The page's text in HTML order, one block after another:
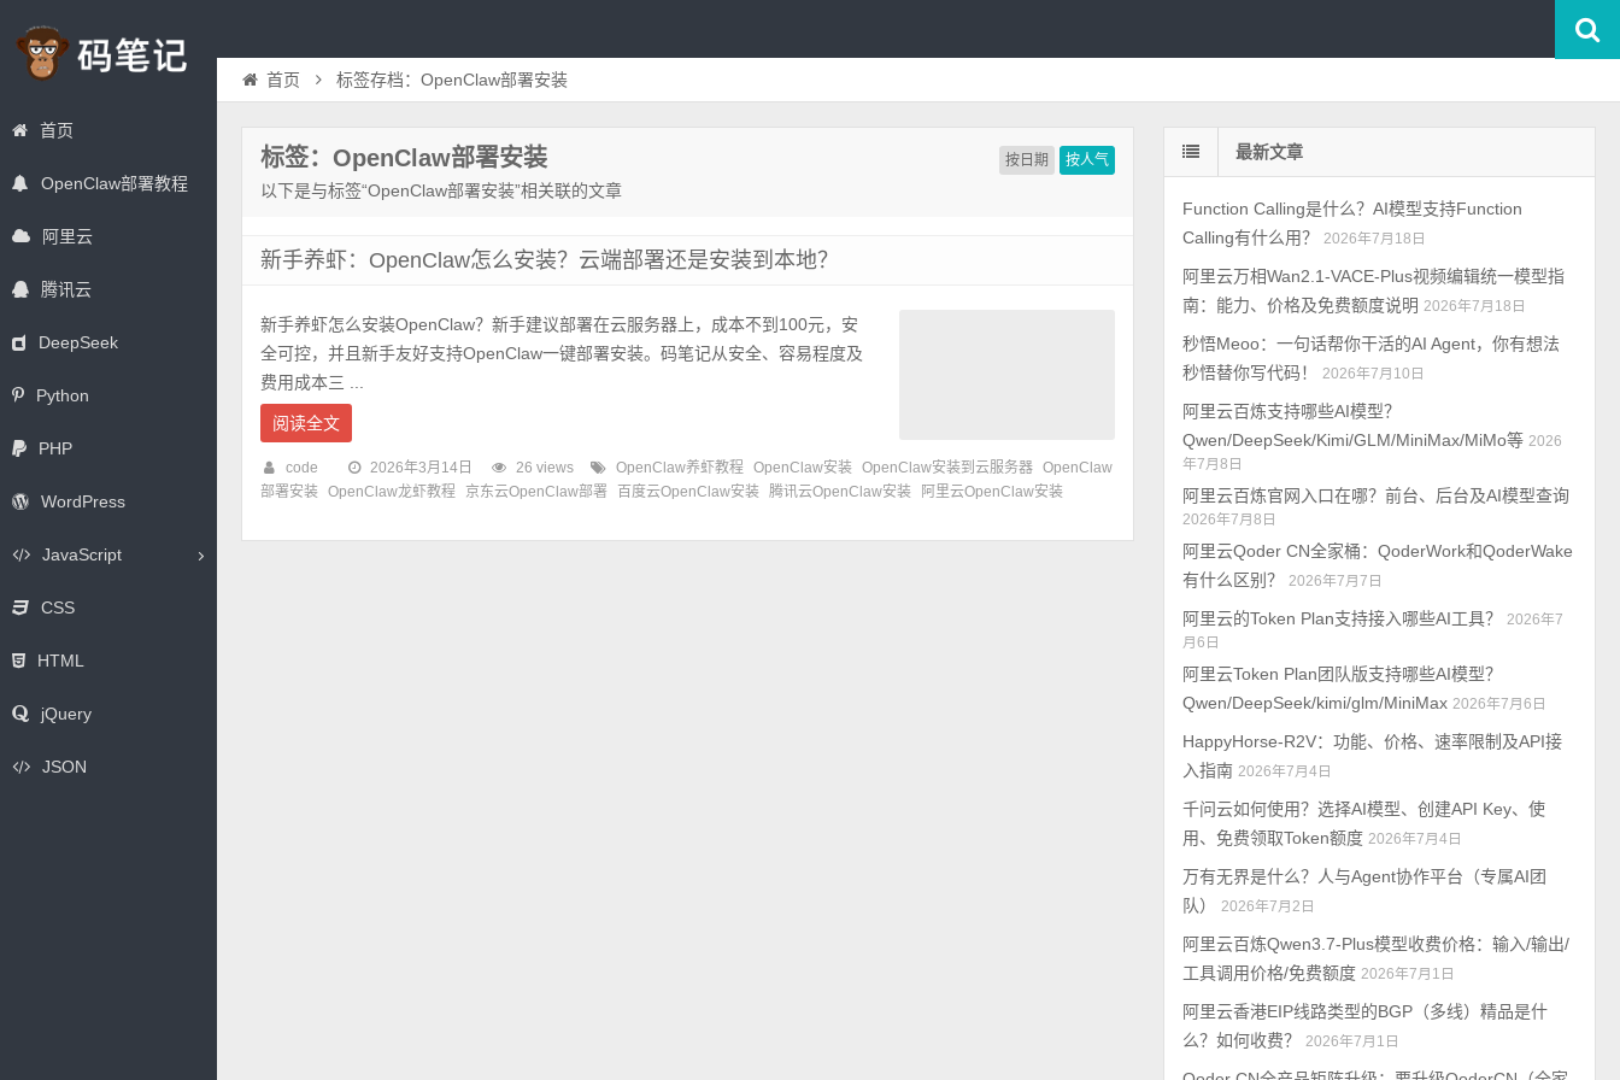
首页
OpenClaw部署教程
阿里云
腾讯云
DeepSeek
Python
PHP
WordPress
JavaScript
CSS
HTML
jQuery
JSON
首页 标签存档：OpenClaw部署安装
按日期 按人气
标签：OpenClaw部署安装
以下是与标签“OpenClaw部署安装”相关联的文章
新手养虾：OpenClaw怎么安装？云端部署还是安装到本地？
新手养虾怎么安装OpenClaw？新手建议部署在云服务器上，成本不到100元，安
全可控，并且新手友好支持OpenClaw一键部署安装。码笔记从安全、容易程度及
费用成本三 ...
阅读全文
code 2026年3月14日 26 views OpenClaw养虾教程 OpenClaw安装 OpenClaw安装到云服务器
OpenClaw
部署安装 OpenClaw龙虾教程 京东云OpenClaw部署 百度云OpenClaw安装 腾讯云OpenClaw安装 阿里云OpenClaw安装
最新文章
Function Calling是什么？AI模型支持Function
Calling有什么用？
2026年7月18日
阿里云万相Wan2.1-VACE-Plus视频编辑统一模型指
南：能力、价格及免费额度说明 2026年7月18日
秒悟Meoo：一句话帮你干活的AI Agent，你有想法
秒悟替你写代码！
2026年7月10日
阿里云百炼支持哪些AI模型？
Qwen/DeepSeek/Kimi/GLM/MiniMax/MiMo等 2026
年7月8日
阿里云百炼官网入口在哪？前台、后台及AI模型查询
2026年7月8日
阿里云Qoder CN全家桶：QoderWork和QoderWake
有什么区别？
2026年7月7日
阿里云的Token Plan支持接入哪些AI工具？
2026年7
月6日
阿里云Token Plan团队版支持哪些AI模型？
Qwen/DeepSeek/kimi/glm/MiniMax 2026年7月6日
HappyHorse-R2V：功能、价格、速率限制及API接
入指南 2026年7月4日
千问云如何使用？选择AI模型、创建API Key、使
用、免费领取Token额度 2026年7月4日
万有无界是什么？人与Agent协作平台（专属AI团
队）
2026年7月2日
阿里云百炼Qwen3.7-Plus模型收费价格：输入/输出/
工具调用价格/免费额度 2026年7月1日
阿里云香港EIP线路类型的BGP（多线）精品是什
么？如何收费？
2026年7月1日